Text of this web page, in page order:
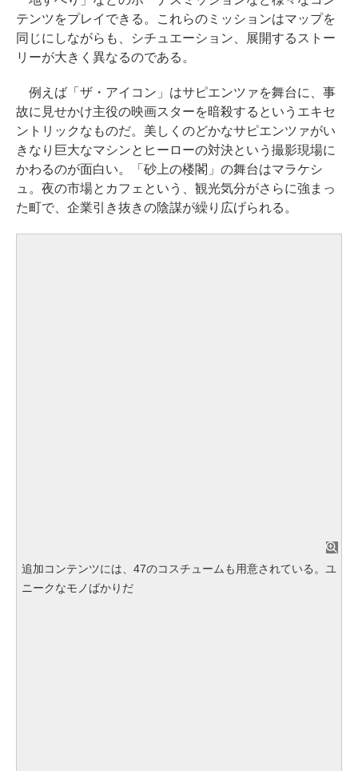
テンツをプレイできる。これらのミッションはマップを
同じにしながらも、シチュエーション、展開するストー
リーが大きく異なるのである。
例えば「ザ・アイコン」はサピエンツァを舞台に、事
故に見せかけ主役の映画スターを暗殺するというエキセ
ントリックなものだ。美しくのどかなサピエンツァがい
きなり巨大なマシンとヒーローの対決という撮影現場に
かわるのが面白い。「砂上の楼閣」の舞台はマラケシ
ュ。夜の市場とカフェという、観光気分がさらに強まっ
た町で、企業引き抜きの陰謀が繰り広げられる。
追加コンテンツには、47のコスチュームも用意されている。ユ
ニークなモノばかりだ